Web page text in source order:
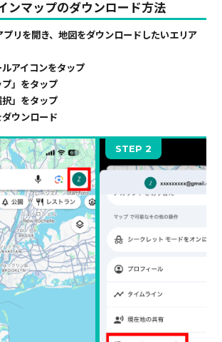
ンマップのダウンロード方法
リを開き、地図をダウンロードしたいエリア
アイコンをタップ
プ」をタップ
択」をタップ
ダウンロード
STEP 2